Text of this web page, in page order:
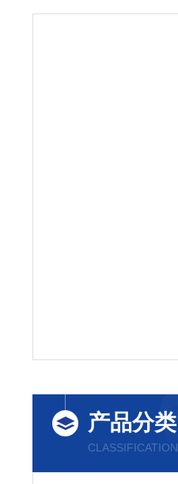
产品分类
CLASSIFICATION